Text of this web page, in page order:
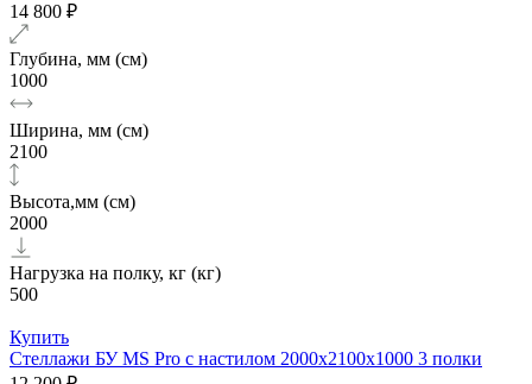
14 800 ₽
Глубина, мм (см)
1000
Ширина, мм (см)
2100
Высота,мм (см)
2000
Нагрузка на полку, кг (кг)
500
Купить
Стеллажи БУ MS Pro с настилом 2000x2100x1000 3 полки